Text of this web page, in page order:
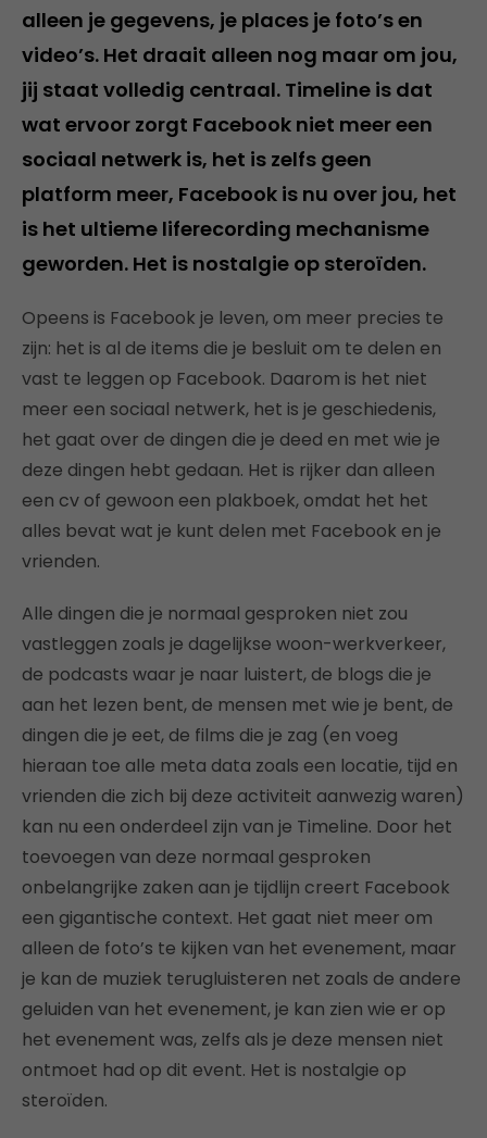
alleen je gegevens, je places je foto’s en
video’s. Het draait alleen nog maar om jou,
jij staat volledig centraal. Timeline is dat
wat ervoor zorgt Facebook niet meer een
sociaal netwerk is, het is zelfs geen
platform meer, Facebook is nu over jou, het
is het ultieme liferecording mechanisme
geworden. Het is nostalgie op steroïden.
Opeens is Facebook je leven, om meer precies te
zijn: het is al de items die je besluit om te delen en
vast te leggen op Facebook. Daarom is het niet
meer een sociaal netwerk, het is je geschiedenis,
het gaat over de dingen die je deed en met wie je
deze dingen hebt gedaan. Het is rijker dan alleen
een cv of gewoon een plakboek, omdat het het
alles bevat wat je kunt delen met Facebook en je
vrienden.
Alle dingen die je normaal gesproken niet zou
vastleggen zoals je dagelijkse woon-werkverkeer,
de podcasts waar je naar luistert, de blogs die je
aan het lezen bent, de mensen met wie je bent, de
dingen die je eet, de films die je zag (en voeg
hieraan toe alle meta data zoals een locatie, tijd en
vrienden die zich bij deze activiteit aanwezig waren)
kan nu een onderdeel zijn van je Timeline. Door het
toevoegen van deze normaal gesproken
onbelangrijke zaken aan je tijdlijn creert Facebook
een gigantische context. Het gaat niet meer om
alleen de foto’s te kijken van het evenement, maar
je kan de muziek terugluisteren net zoals de andere
geluiden van het evenement, je kan zien wie er op
het evenement was, zelfs als je deze mensen niet
ontmoet had op dit event. Het is nostalgie op
steroïden.